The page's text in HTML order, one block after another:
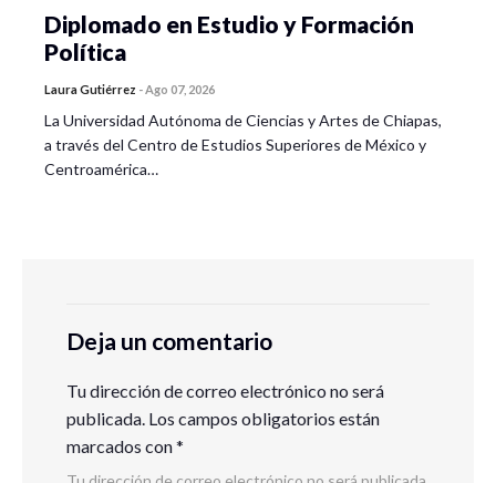
Diplomado en Estudio y Formación
Política
Laura Gutiérrez -Ago 07, 2026
La Universidad Autónoma de Ciencias y Artes de Chiapas,
a través del Centro de Estudios Superiores de México y
Centroamérica…
Deja un comentario
Tu dirección de correo electrónico no será
publicada. Los campos obligatorios están
marcados con*